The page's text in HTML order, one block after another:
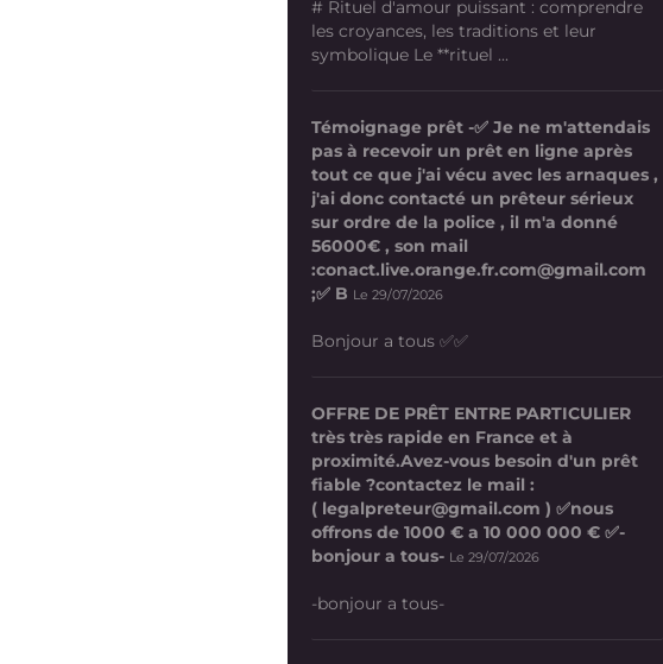
# Rituel d'amour puissant : comprendre
les croyances, les traditions et leur
symbolique Le **rituel ...
Témoignage prêt -✅ Je ne m'attendais
pas à recevoir un prêt en ligne après
tout ce que j'ai vécu avec les arnaques ,
j'ai donc contacté un prêteur sérieux
sur ordre de la police , il m'a donné
56000€ , son mail
:conact.live.orange.fr.com@gmail.com
;✅ B Le 29/07/2026
Bonjour a tous ✅✅
OFFRE DE PRÊT ENTRE PARTICULIER
très très rapide en France et à
proximité.Avez-vous besoin d'un prêt
fiable ?contactez le mail :
( legalpreteur@gmail.com ) ✅nous
offrons de 1000 € a 10 000 000 € ✅-
bonjour a tous- Le 29/07/2026
-bonjour a tous-